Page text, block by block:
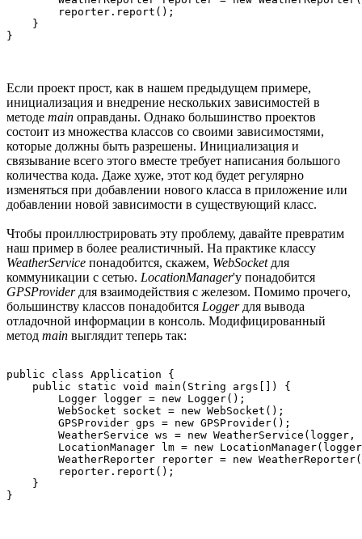
        reporter.report();
    }
}
Если проект прост, как в нашем предыдущем примере,
инициализация и внедрение нескольких зависимостей в
методе main оправданы. Однако большинство проектов
состоит из множества классов со своими зависимостями,
которые должны быть разрешены. Инициализация и
связывание всего этого вместе требует написания большого
количества кода. Даже хуже, этот код будет регулярно
изменяться при добавлении нового класса в приложение или
добавлении новой зависимости в существующий класс.
Чтобы проиллюстрировать эту проблему, давайте превратим
наш пример в более реалистичный. На практике классу
WeatherService понадобится, скажем, WebSocketдля
коммуникации с сетью. LocationManager'у понадобится
GPSProviderдля взаимодействия с железом. Помимо прочего,
большинству классов понадобится Loggerдля вывода
отладочной информации в консоль. Модифицированный
метод main выглядит теперь так:
public class Application {
    public static void main(String args[]) {
        Logger logger = new Logger();
        WebSocket socket = new WebSocket();
        GPSProvider gps = new GPSProvider();
WeatherService ws = new WeatherService(logger,
LocationManager lm = new
WeatherReporter reporter = new
        reporter.report();
    }